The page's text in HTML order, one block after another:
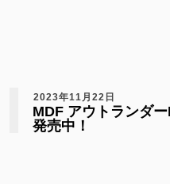
2023年11月22日
MDF アウトランダ
発売中！